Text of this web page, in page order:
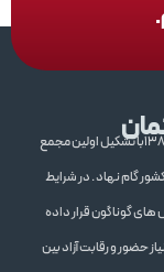
انجمن تولیدکنندگان و فنآوران صنعتی ساختمان ، در اسفند 1385با تشکیل اولین مجمع
گام نهاد . در شرایط
گوناگون قرار داده
حضور و رقابت آزاد بین